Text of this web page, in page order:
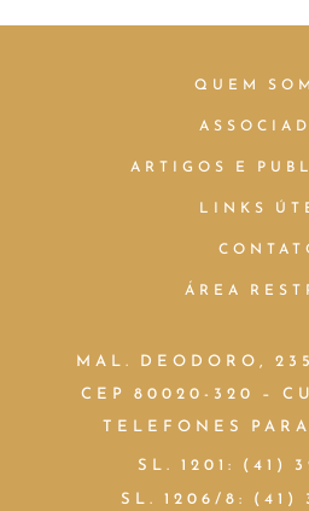
QUEM
ARTIGOS E
LINKS
ÁREA
MAL. DEODORO,
CEP 80020-320 –
TELEFONES
SL. 1201: (41)
SL. 1206/8: (41)